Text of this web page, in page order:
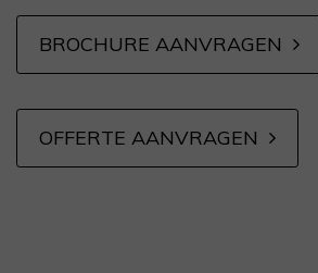
BROCHURE AANVRAGEN
OFFERTE AANVRAGEN